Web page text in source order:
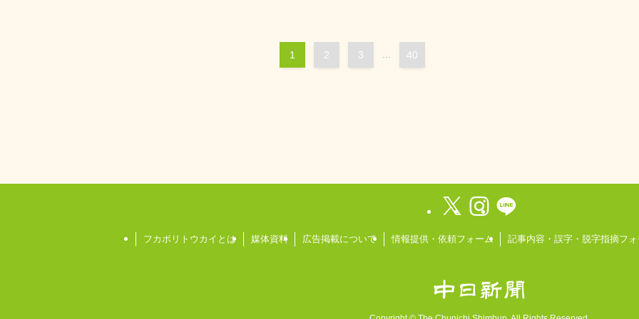
1 2 3 40
フカボリトウカイとは 媒体資料 広告掲載について 情報提供・依頼フォーム 記事内容・誤字・脱字指摘フ